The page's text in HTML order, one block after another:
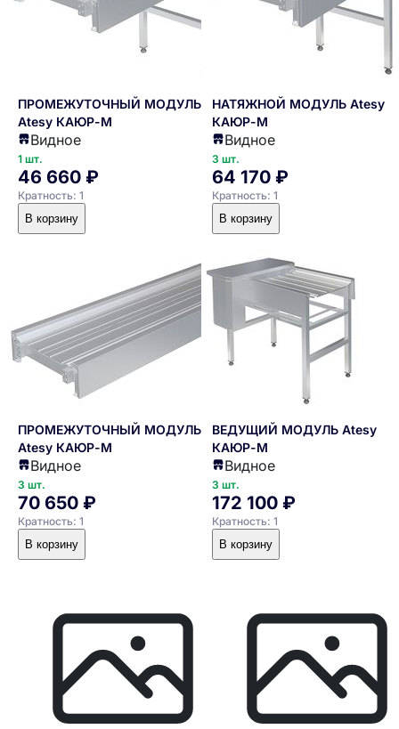
ПРОМЕЖУТОЧНЫЙ МОДУЛЬ 1М
Atesy КАЮР-М
Видное
1 шт.
46 660 ₽
Кратность: 1
В корзину
НАТЯЖНОЙ МОДУЛЬ Atesy
КАЮР-М
Видное
3 шт.
64 170 ₽
Кратность: 1
В корзину
ПРОМЕЖУТОЧНЫЙ МОДУЛЬ 2М
Atesy КАЮР-М
Видное
3 шт.
70 650 ₽
Кратность: 1
В корзину
ВЕДУЩИЙ МОДУЛЬ Atesy
КАЮР-М
Видное
3 шт.
172 100 ₽
Кратность: 1
В корзину